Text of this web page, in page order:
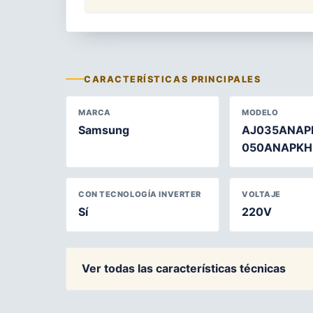
CARACTERÍSTICAS PRINCIPALES
MARCA
Samsung
MODELO
CON TECNOLOGÍA INVERTER
Sí
VOLTAJE
220V
Ver todas las características técnicas